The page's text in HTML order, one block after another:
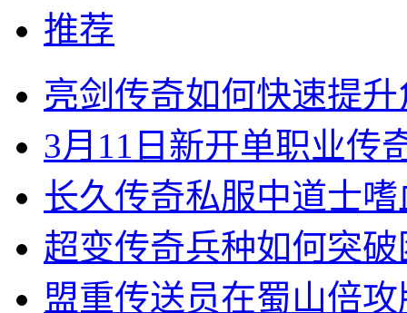
推荐
亮剑传奇如何快速提
3月11日新开单职业传
长久传奇私服中道士
超变传奇兵种如何突
盟重传送员在蜀山倍